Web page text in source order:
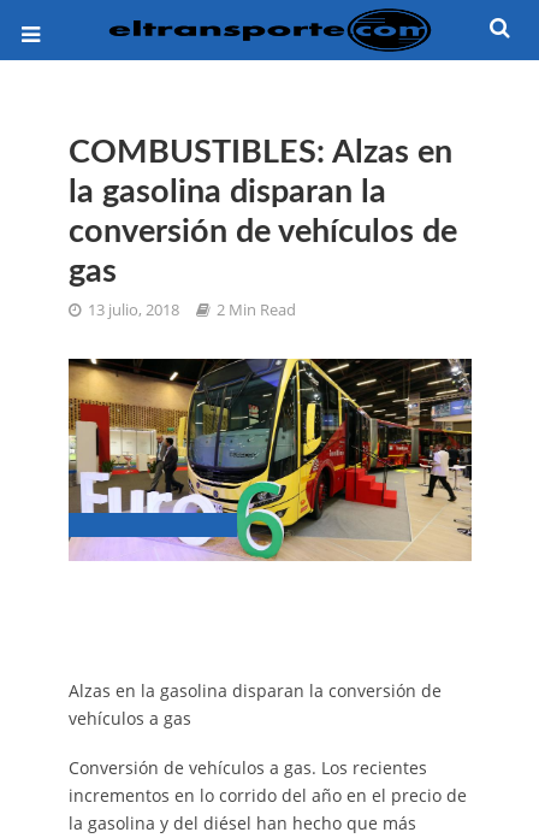
COMBUSTIBLES: Alzas en
la gasolina disparan la
conversión de vehículos de
gas
13 julio, 2018 2 Min Read
Alzas en la gasolina disparan la conversión de
vehículos a gas
Conversión de vehículos a gas. Los recientes
incrementos en lo corrido del año en el precio de
la gasolina y del diésel han hecho que más